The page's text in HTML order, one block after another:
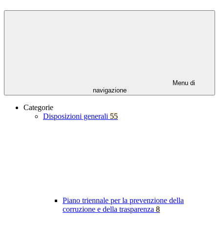
Menu di
navigazione
Categorie
Disposizioni generali 55
Piano triennale per la prevenzione della
corruzione e della trasparenza 8